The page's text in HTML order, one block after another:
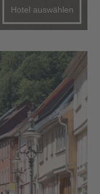
Hotel auswählen